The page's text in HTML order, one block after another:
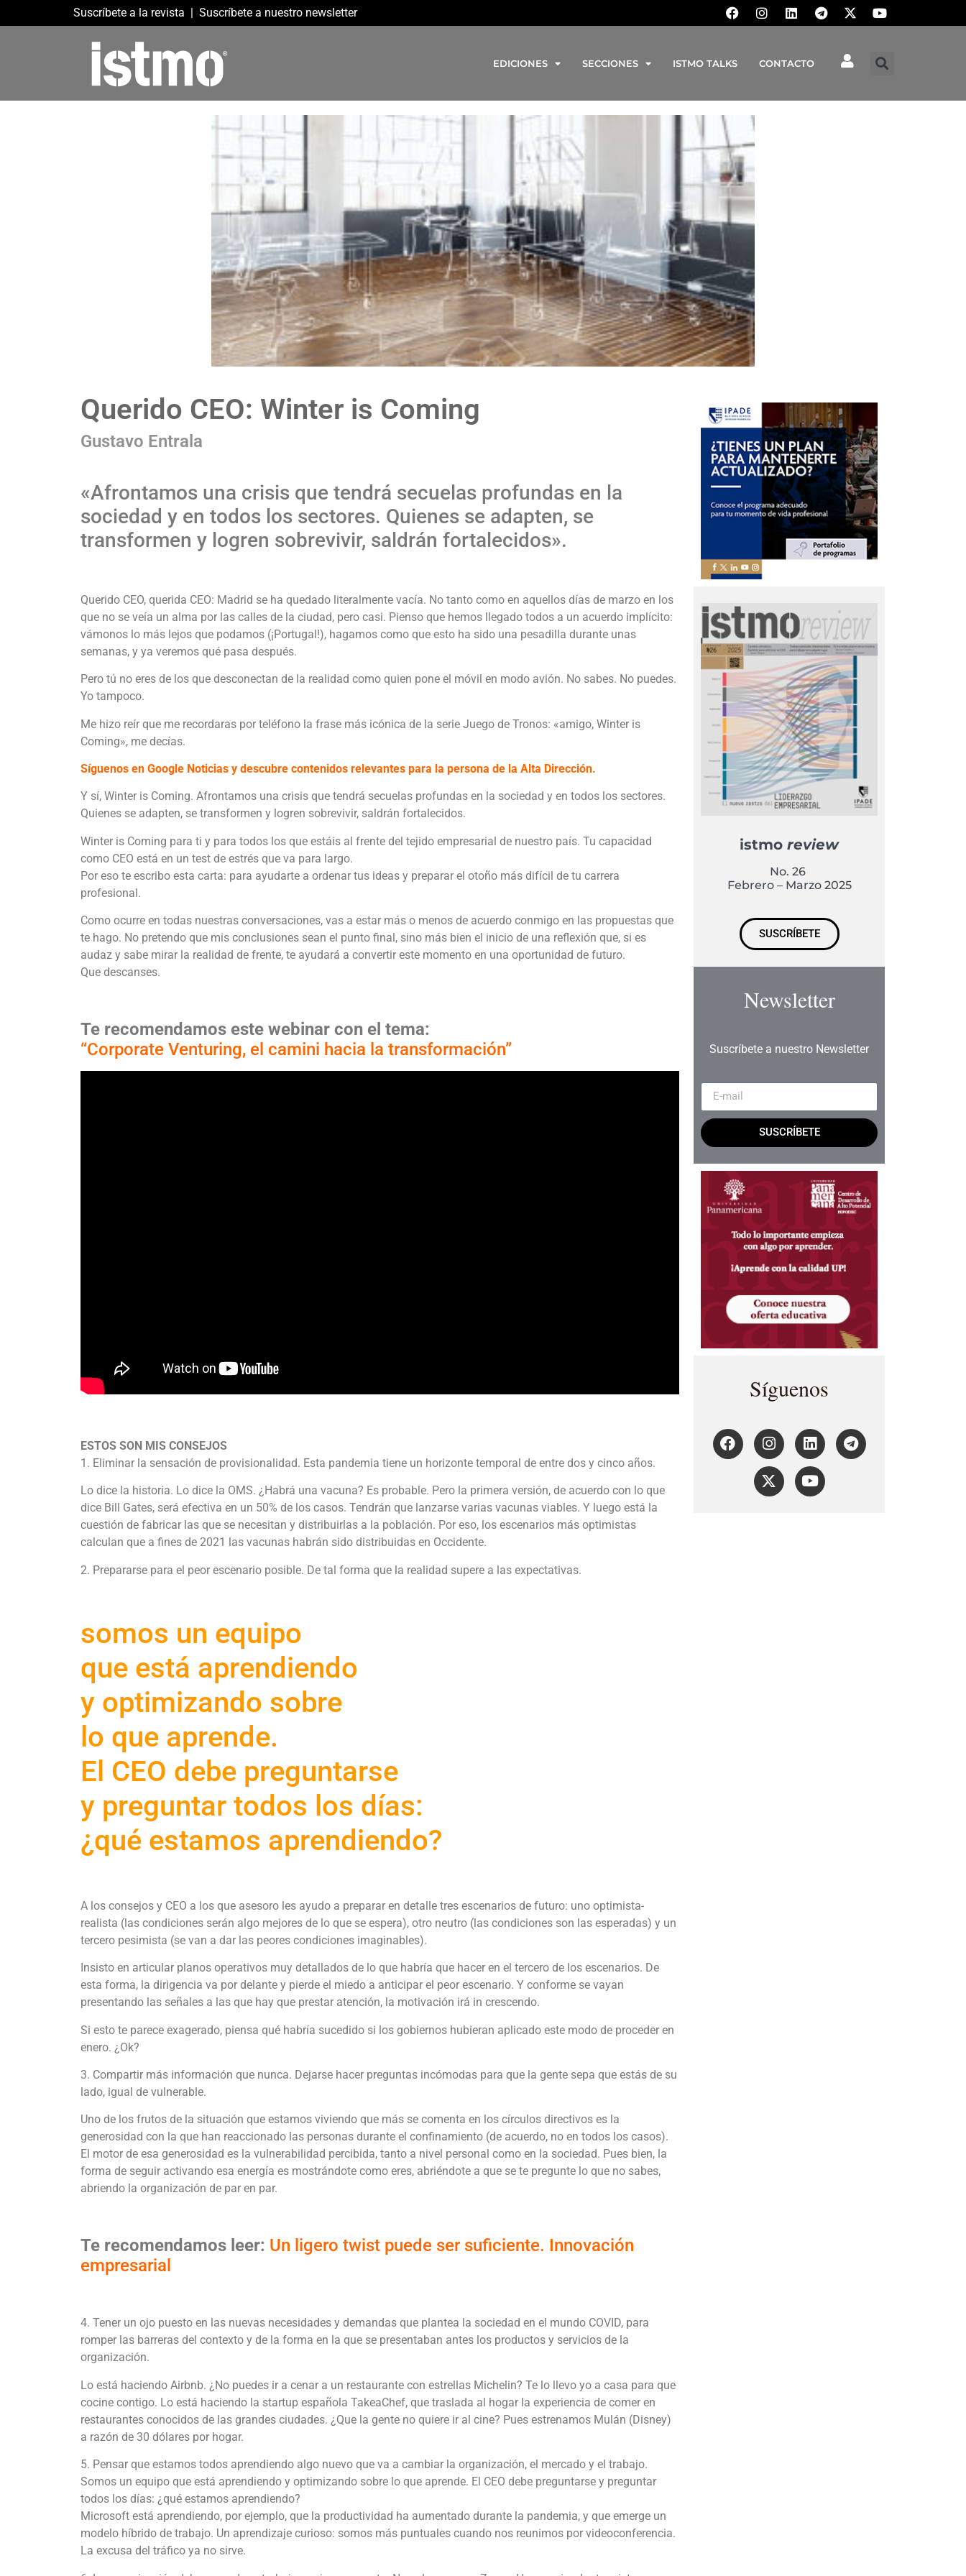
Suscríbete a la revista | Suscríbete a nuestro newsletter
EDICIONES SECCIONES ISTMO TALKS CONTACTO
Querido CEO: Winter is Coming
Gustavo Entrala
«Afrontamos una crisis que tendrá secuelas profundas en la
sociedad y en todos los sectores. Quienes se adapten, se
transformen y logren sobrevivir, saldrán fortalecidos».
Querido CEO, querida CEO: Madrid se ha quedado literalmente vacía. No tanto como en aquellos días de marzo en los
que no se veía un alma por las calles de la ciudad, pero casi. Pienso que hemos llegado todos a un acuerdo implícito:
vámonos lo más lejos que podamos (¡Portugal!), hagamos como que esto ha sido una pesadilla durante unas
semanas, y ya veremos qué pasa después.
Pero tú no eres de los que desconectan de la realidad como quien pone el móvil en modo avión. No sabes. No puedes.
Yo tampoco.
Me hizo reír que me recordaras por teléfono la frase más icónica de la serie Juego de Tronos: «amigo, Winter is
Coming», me decías.
Síguenos en Google Noticias y descubre contenidos relevantes para la persona de la Alta Dirección.
Y sí, Winter is Coming. Afrontamos una crisis que tendrá secuelas profundas en la sociedad y en todos los sectores.
Quienes se adapten, se transformen y logren sobrevivir, saldrán fortalecidos.
Winter is Coming para ti y para todos los que estáis al frente del tejido empresarial de nuestro país. Tu capacidad
como CEO está en un test de estrés que va para largo.
Por eso te escribo esta carta: para ayudarte a ordenar tus ideas y preparar el otoño más difícil de tu carrera
profesional.
Como ocurre en todas nuestras conversaciones, vas a estar más o menos de acuerdo conmigo en las propuestas que
te hago. No pretendo que mis conclusiones sean el punto final, sino más bien el inicio de una reflexión que, si es
audaz y sabe mirar la realidad de frente, te ayudará a convertir este momento en una oportunidad de futuro.
Que descanses.
Te recomendamos este webinar con el tema:
“Corporate Venturing, el camini hacia la transformación”
ESTOS SON MIS CONSEJOS
1. Eliminar la sensación de provisionalidad. Esta pandemia tiene un horizonte temporal de entre dos y cinco años.
Lo dice la historia. Lo dice la OMS. ¿Habrá una vacuna? Es probable. Pero la primera versión, de acuerdo con lo que
dice Bill Gates, será efectiva en un 50% de los casos. Tendrán que lanzarse varias vacunas viables. Y luego está la
cuestión de fabricar las que se necesitan y distribuirlas a la población. Por eso, los escenarios más optimistas
calculan que a fines de 2021 las vacunas habrán sido distribuidas en Occidente.
2. Prepararse para el peor escenario posible. De tal forma que la realidad supere a las expectativas.
somos un equipo
que está aprendiendo
y optimizando sobre
lo que aprende.
El CEO debe preguntarse
y preguntar todos los días:
¿qué estamos aprendiendo?
A los consejos y CEO a los que asesoro les ayudo a preparar en detalle tres escenarios de futuro: uno optimista-
realista (las condiciones serán algo mejores de lo que se espera), otro neutro (las condiciones son las esperadas) y un
tercero pesimista (se van a dar las peores condiciones imaginables).
Insisto en articular planos operativos muy detallados de lo que habría que hacer en el tercero de los escenarios. De
esta forma, la dirigencia va por delante y pierde el miedo a anticipar el peor escenario. Y conforme se vayan
presentando las señales a las que hay que prestar atención, la motivación irá in crescendo.
Si esto te parece exagerado, piensa qué habría sucedido si los gobiernos hubieran aplicado este modo de proceder en
enero. ¿Ok?
3. Compartir más información que nunca. Dejarse hacer preguntas incómodas para que la gente sepa que estás de su
lado, igual de vulnerable.
Uno de los frutos de la situación que estamos viviendo que más se comenta en los círculos directivos es la
generosidad con la que han reaccionado las personas durante el confinamiento (de acuerdo, no en todos los casos).
El motor de esa generosidad es la vulnerabilidad percibida, tanto a nivel personal como en la sociedad. Pues bien, la
forma de seguir activando esa energía es mostrándote como eres, abriéndote a que se te pregunte lo que no sabes,
abriendo la organización de par en par.
Te recomendamos leer: Un ligero twist puede ser suficiente. Innovación
empresarial
4. Tener un ojo puesto en las nuevas necesidades y demandas que plantea la sociedad en el mundo COVID, para
romper las barreras del contexto y de la forma en la que se presentaban antes los productos y servicios de la
organización.
Lo está haciendo Airbnb. ¿No puedes ir a cenar a un restaurante con estrellas Michelin? Te lo llevo yo a casa para que
cocine contigo. Lo está haciendo la startup española TakeaChef, que traslada al hogar la experiencia de comer en
restaurantes conocidos de las grandes ciudades. ¿Que la gente no quiere ir al cine? Pues estrenamos Mulán (Disney)
a razón de 30 dólares por hogar.
5. Pensar que estamos todos aprendiendo algo nuevo que va a cambiar la organización, el mercado y el trabajo.
Somos un equipo que está aprendiendo y optimizando sobre lo que aprende. El CEO debe preguntarse y preguntar
todos los días: ¿qué estamos aprendiendo?
Microsoft está aprendiendo, por ejemplo, que la productividad ha aumentado durante la pandemia, y que emerge un
modelo híbrido de trabajo. Un aprendizaje curioso: somos más puntuales cuando nos reunimos por videoconferencia.
La excusa del tráfico ya no sirve.
istmoreview
No. 26
Febrero – Marzo 2025
SUSCRÍBETE
Newsletter
Suscríbete a nuestro Newsletter
SUSCRÍBETE
Síguenos